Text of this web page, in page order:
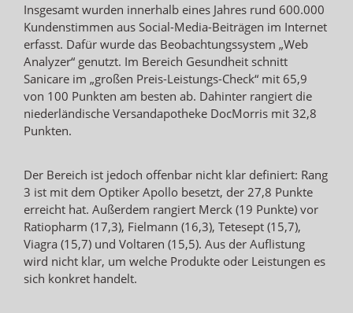
Insgesamt wurden innerhalb eines Jahres rund 600.000
Kundenstimmen aus Social-Media-Beiträgen im Internet
erfasst. Dafür wurde das Beobachtungssystem „Web
Analyzer“ genutzt. Im Bereich Gesundheit schnitt
Sanicare im „großen Preis-Leistungs-Check“ mit 65,9
von 100 Punkten am besten ab. Dahinter rangiert die
niederländische Versandapotheke DocMorris mit 32,8
Punkten.
Der Bereich ist jedoch offenbar nicht klar definiert: Rang
3 ist mit dem Optiker Apollo besetzt, der 27,8 Punkte
erreicht hat. Außerdem rangiert Merck (19 Punkte) vor
Ratiopharm (17,3), Fielmann (16,3), Tetesept (15,7),
Viagra (15,7) und Voltaren (15,5). Aus der Auflistung
wird nicht klar, um welche Produkte oder Leistungen es
sich konkret handelt.